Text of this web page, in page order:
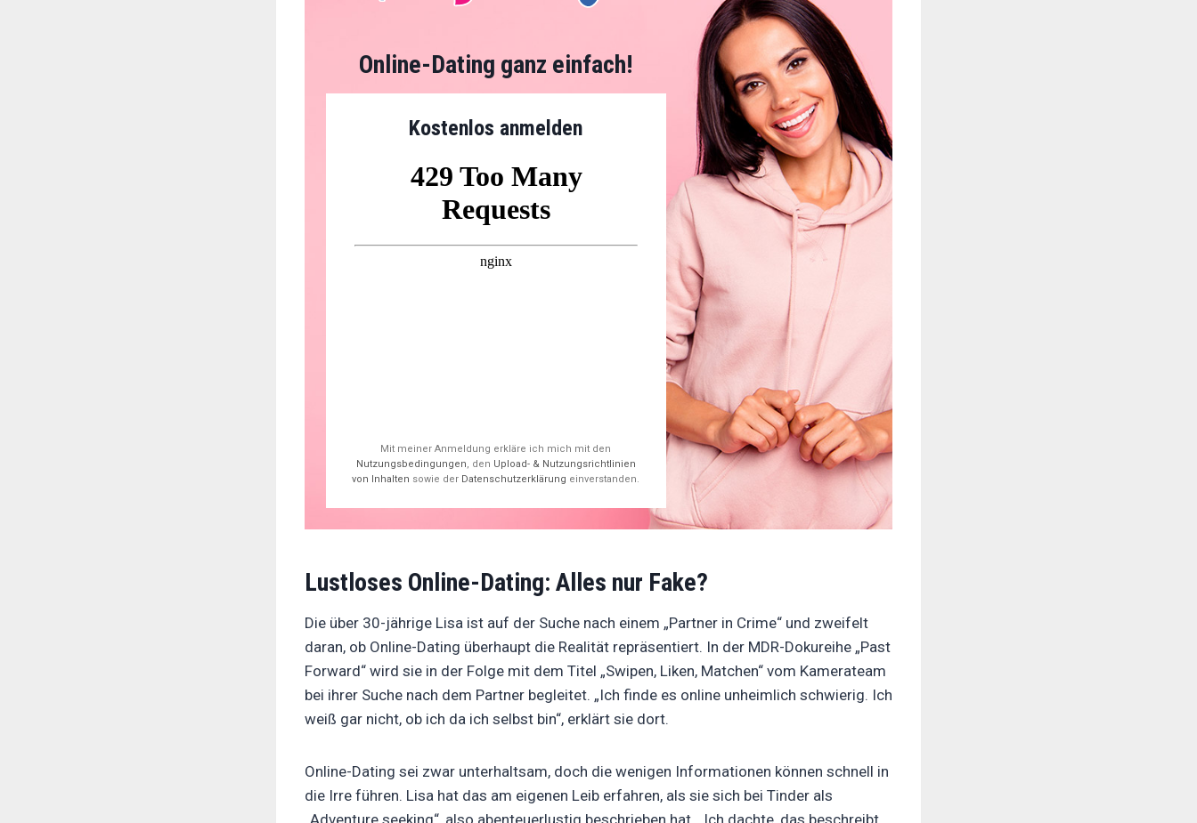
Online-Dating ganz einfach!
Kostenlos anmelden
Mit meiner Anmeldung erkläre ich mich mit den
Nutzungsbedingungen, den Upload- & Nutzungsrichtlinien
von Inhalten sowie der Datenschutzerklärung einverstanden.
Lustloses Online-Dating: Alles nur Fake?
Die über 30-jährige Lisa ist auf der Suche nach einem „Partner in Crime“ und zweifelt
daran, ob Online-Dating überhaupt die Realität repräsentiert. In der MDR-Dokureihe „Past
Forward“ wird sie in der Folge mit dem Titel „Swipen, Liken, Matchen“ vom Kamerateam
bei ihrer Suche nach dem Partner begleitet. „Ich finde es online unheimlich schwierig. Ich
weiß gar nicht, ob ich da ich selbst bin“, erklärt sie dort.
Online-Dating sei zwar unterhaltsam, doch die wenigen Informationen können schnell in
die Irre führen. Lisa hat das am eigenen Leib erfahren, als sie sich bei Tinder als